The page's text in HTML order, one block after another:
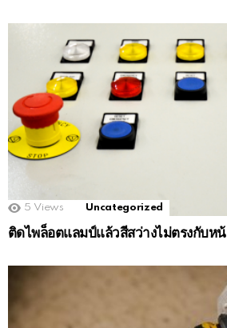
5 Views Uncategorized
ติดไพล็อตแลมป์แล้วสีสว่างไม่ตรงกับหน้